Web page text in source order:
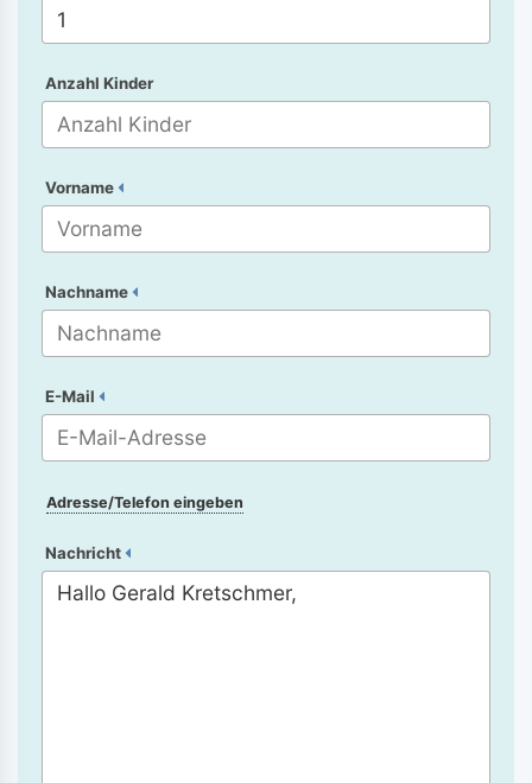
Anzahl Kinder
Vorname
Nachname
E-Mail
Adresse/Telefon eingeben
Nachricht